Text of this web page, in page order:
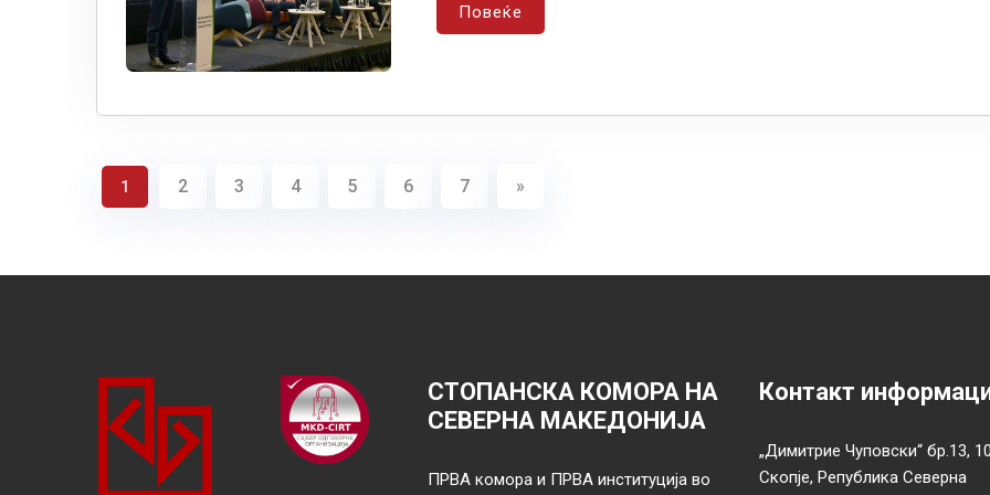
Повеќе
1 2 3 4 5 6 7 »
СТОПАНСКА КОМОРА НА
СЕВЕРНА МАКЕДОНИЈА
ПРВА комора и ПРВА институција во
Контакт
„Димитрие Чуповски“ бр.13,
Скопје, Република Северна